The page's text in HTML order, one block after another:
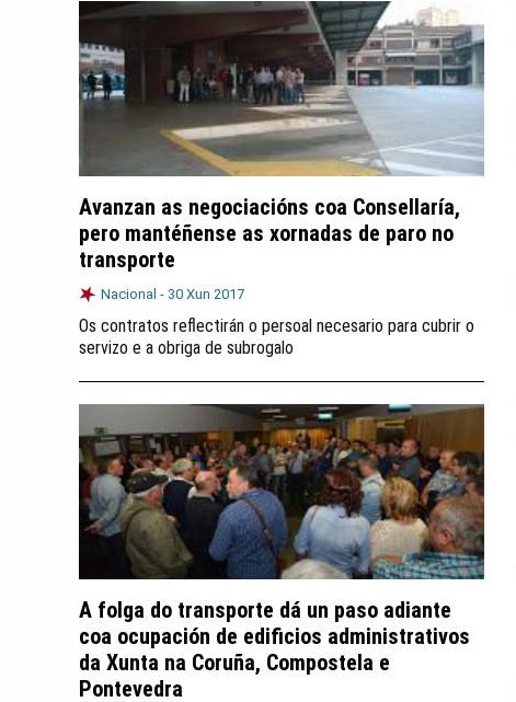
Avanzan as negociacións coa Consellaría,
pero mantéñense as xornadas de paro no
transporte
Nacional - 30 Xun 2017
Os contratos reflectirán o persoal necesario para cubrir o
servizo e a obriga de subrogalo
A folga do transporte dá un paso adiante
coa ocupación de edificios administrativos
da Xunta na Coruña, Compostela e
Pontevedra